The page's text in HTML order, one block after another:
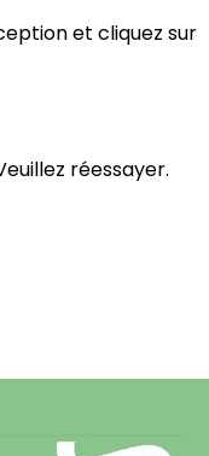
et cliquez sur
réessayer.